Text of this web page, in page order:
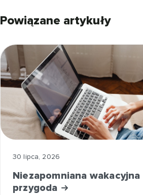
Powiązane artykuły
30 lipca, 2026
Niezapomniana wakacyjna
przygoda